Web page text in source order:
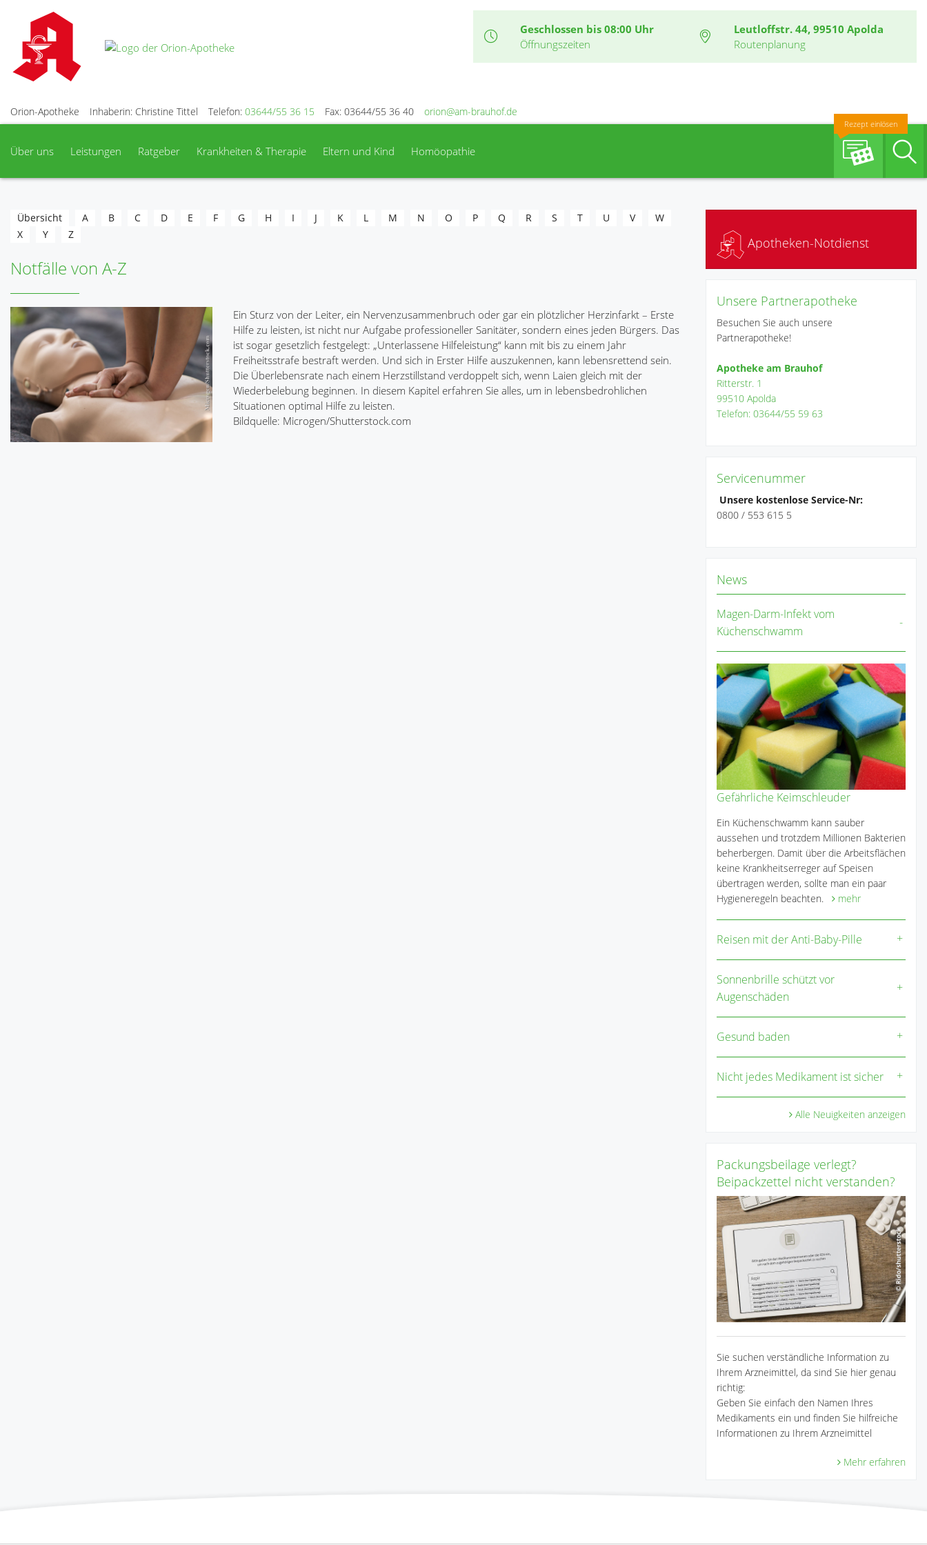
Geschlossen bis 08:00 Uhr
Öffnungszeiten
Leutloffstr. 44, 99510 Apolda
Routenplanung
Orion-Apotheke Inhaberin: Christine Tittel Telefon: 03644/55 36 15 Fax: 03644/55 36 40 orion@am-brauhof.de
Über uns Leistungen Ratgeber Krankheiten & Therapie Eltern und Kind Homöopathie
Rezept einlösen
Übersicht A B C D E F G H I J K L M N O P Q R S T U V
W
X
Y Z
Notfälle von A-Z
Ein Sturz von der Leiter, ein Nervenzusammenbruch oder gar ein plötzlicher Herzinfarkt – Erste
Hilfe zu leisten, ist nicht nur Aufgabe professioneller Sanitäter, sondern eines jeden Bürgers. Das
ist sogar gesetzlich festgelegt: „Unterlassene Hilfeleistung“ kann mit bis zu einem Jahr
Freiheitsstrafe bestraft werden. Und sich in Erster Hilfe auszukennen, kann lebensrettend sein.
Die Überlebensrate nach einem Herzstillstand verdoppelt sich, wenn Laien gleich mit der
Wiederbelebung beginnen. In diesem Kapitel erfahren Sie alles, um in lebensbedrohlichen
Situationen optimal Hilfe zu leisten.
Bildquelle: Microgen/Shutterstock.com
Apotheken-Notdienst
Unsere Partnerapotheke
Besuchen Sie auch unsere
Partnerapotheke!
Apotheke am Brauhof
Ritterstr. 1
99510 Apolda
Telefon: 03644/55 59 63
Servicenummer
Unsere kostenlose Service-Nr:
0800 / 553 615 5
News
Magen-Darm-Infekt vom
Küchenschwamm
Gefährliche Keimschleuder
Ein Küchenschwamm kann sauber
aussehen und trotzdem Millionen Bakterien
beherbergen. Damit über die Arbeitsflächen
keine Krankheitserreger auf Speisen
übertragen werden, sollte man ein paar
Hygieneregeln beachten.
mehr
Reisen mit der Anti-Baby-Pille
Sonnenbrille schützt vor
Augenschäden
Gesund baden
Nicht jedes Medikament ist sicher
Alle Neuigkeiten anzeigen
Packungsbeilage verlegt?
Beipackzettel nicht verstanden?
Sie suchen verständliche Information zu
Ihrem Arzneimittel, da sind Sie hier genau
richtig:
Geben Sie einfach den Namen Ihres
Medikaments ein und finden Sie hilfreiche
Informationen zu Ihrem Arzneimittel
Mehr erfahren